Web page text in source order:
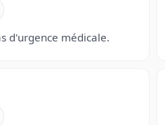
d'urgence médicale.